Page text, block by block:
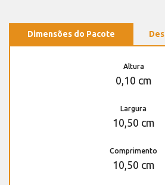
Dimensões do Pacote
Altura
0,10 cm
Largura
10,50 cm
Comprimento
10,50 cm